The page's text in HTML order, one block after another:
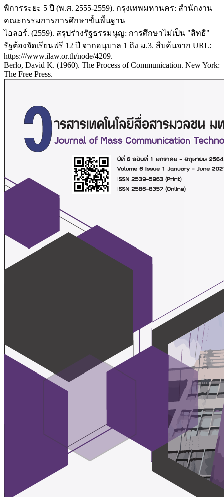
พิการระยะ 5 ปี (พ.ศ. 2555-2559). กรุงเทพมหานคร: สำนักงาน
คณะกรรมการการศึกษาขั้นพื้นฐาน
ไอลอร์. (2559). สรุปร่างรัฐธรรมนูญ: การศึกษาไม่เป็น "สิทธิ"
รัฐต้องจัดเรียนฟรี 12 ปี จากอนุบาล 1 ถึง ม.3. สืบค้นจาก URL:
https:///www.ilaw.or.th/node/4209.
Berlo, David K. (1960). The Process of Communication. New York:
The Free Press.